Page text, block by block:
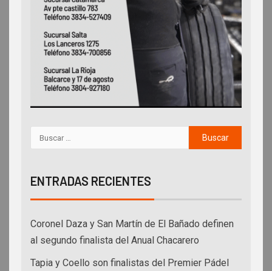
ENTRADAS RECIENTES
Coronel Daza y San Martín de El Bañado definen
al segundo finalista del Anual Chacarero
Tapia y Coello son finalistas del Premier Pádel